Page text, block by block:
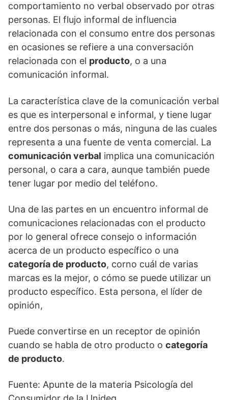
comportamiento no verbal observado por otras
personas. El flujo informal de influencia
relacionada con el consumo entre dos personas
en ocasiones se refiere a una conversación
relacionada con el producto, o a una
comunicación informal.
La característica clave de la comunicación verbal
es que es interpersonal e informal, y tiene lugar
entre dos personas o más, ninguna de las cuales
representa a una fuente de venta comercial. La
comunicación verbal implica una comunicación
personal, o cara a cara, aunque también puede
tener lugar por medio del teléfono.
Una de las partes en un encuentro informal de
comunicaciones relacionadas con el producto
por lo general ofrece consejo o información
acerca de un producto específico o una
categoría de producto, corno cuál de varias
marcas es la mejor, o cómo se puede utilizar un
producto específico. Esta persona, el líder de
opinión,
Puede convertirse en un receptor de opinión
cuando se habla de otro producto o categoría
de producto.
Fuente: Apunte de la materia Psicología del